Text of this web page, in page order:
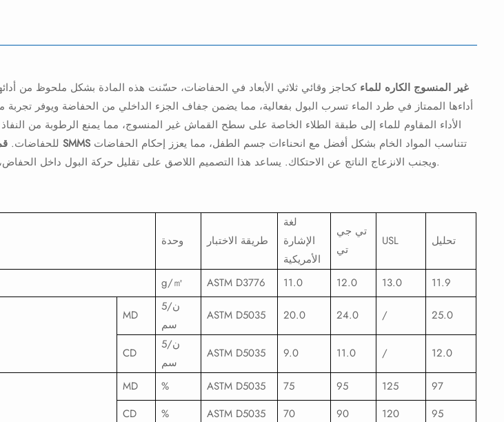
قماش SMMS غير المنسوج الكاره للماء كحاجز وقائي ثلاثي الأبعاد في الحفاضات، حسّنت هذه المادة بشكل ملحوظ من أدائها
أداءها الممتاز في طرد الماء تسرب البول بفعالية، مما يضمن جفاف الجزء الداخلي من الحفاضة ويوفر تجربة
الأداء المقاوم للماء إلى طبقة الطلاء الخاصة على سطح القماش غير المنسوج، مما يمنع الرطوبة من النفاذ
للحفاضات. قماش غير منسوج أبيض اللون لأرجل SMMS
ويجنب الانزعاج الناتج عن الاحتكاك. يساعد هذا التصميم اللاصق على تقليل حركة البول داخل الحفاض، مما يُحسّن من فعالية منع التسرب.
وحدة طريقة الاختبار
لغة
الإشارة
الأمريكية
تي جي
تي
USL تحليل
g/㎡ ASTM D3776 11.0 12.0 13.0 11.9
MD
ن/5
سم
ASTM D5035 20.0 24.0 / 25.0
CD
ن/5
سم
ASTM D5035 9.0 11.0 / 12.0
MD % ASTM D5035 75 95 125
97
CD
% ASTM D5035 70 90 120
95